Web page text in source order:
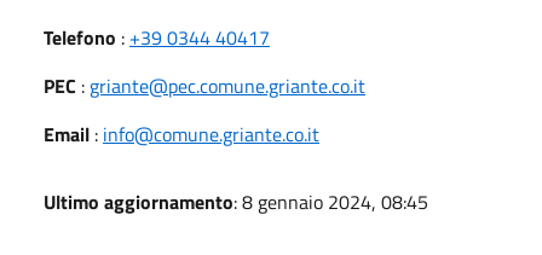
Telefono : +39 0344 40417
PEC : griante@pec.comune.griante.co.it
Email : info@comune.griante.co.it
Ultimo aggiornamento: 8 gennaio 2024, 08:45